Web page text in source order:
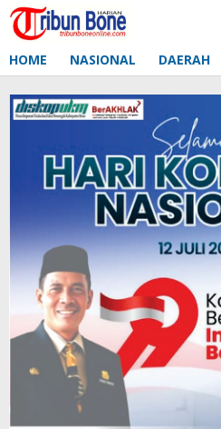
Lewati
ke
HOME NASIONAL DAERAH